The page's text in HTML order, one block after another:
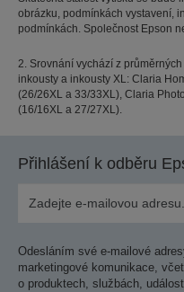
obrázku, podmínkách vystavení,
podmínkách. Společnost Epson
2. Srovnání vychází z
inkousty a inkousty XL: Claria
(26/26XL a 33/33XL), Claria
(16/16XL a 27/27XL).
Přihlášení k odběru
Odesláním své e-mailové
marketingové komunikace,
o produktech, službách,